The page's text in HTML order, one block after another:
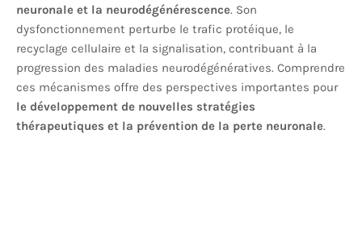
neuronale et la neurodégénérescence. Son
dysfonctionnement perturbe le trafic protéique, le
recyclage cellulaire et la signalisation, contribuant à la
progression des maladies neurodégénératives. Comprendre
ces mécanismes offre des perspectives importantes pour
le développement de nouvelles stratégies
thérapeutiques et la prévention de la perte neuronale.